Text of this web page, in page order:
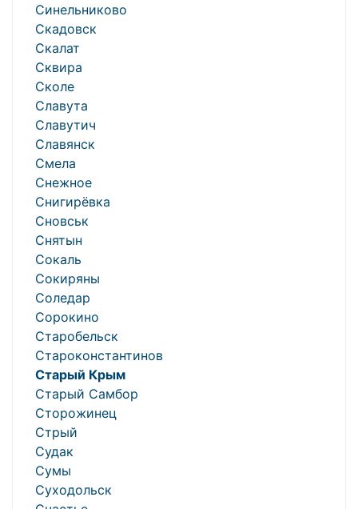
Синельниково
Скадовск
Скалат
Сквира
Сколе
Славута
Славутич
Славянск
Смела
Снежное
Снигирёвка
Сновськ
Снятын
Сокаль
Сокиряны
Соледар
Сорокино
Старобельск
Староконстантинов
Старый Крым
Старый Самбор
Сторожинец
Стрый
Судак
Сумы
Суходольск